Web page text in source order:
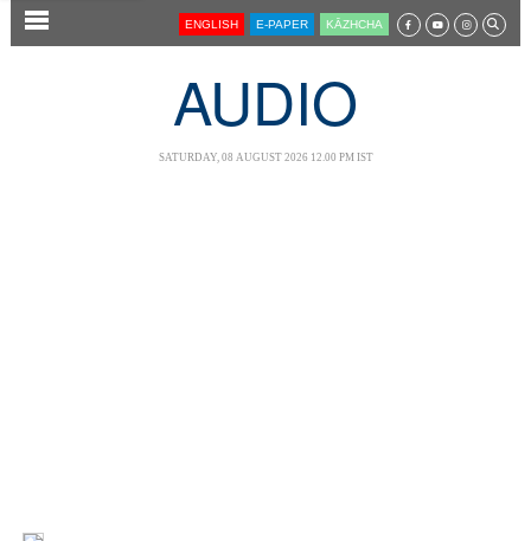
SECTIONS ENGLISH E-PAPER KĀZHCHA
AUDIO
SATURDAY, 08 AUGUST 2026 12.00 PM IST